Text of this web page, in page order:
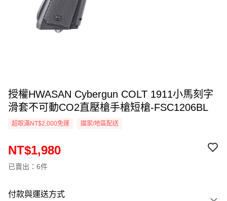
授權HWASAN Cybergun COLT 1911小馬刻字
滑套不可動CO2直壓槍手槍短槍-FSC1206BL
超取滿NT$2,000免運 國家/地區配送
NT$1,980
已賣出：6件
付款與運送方式